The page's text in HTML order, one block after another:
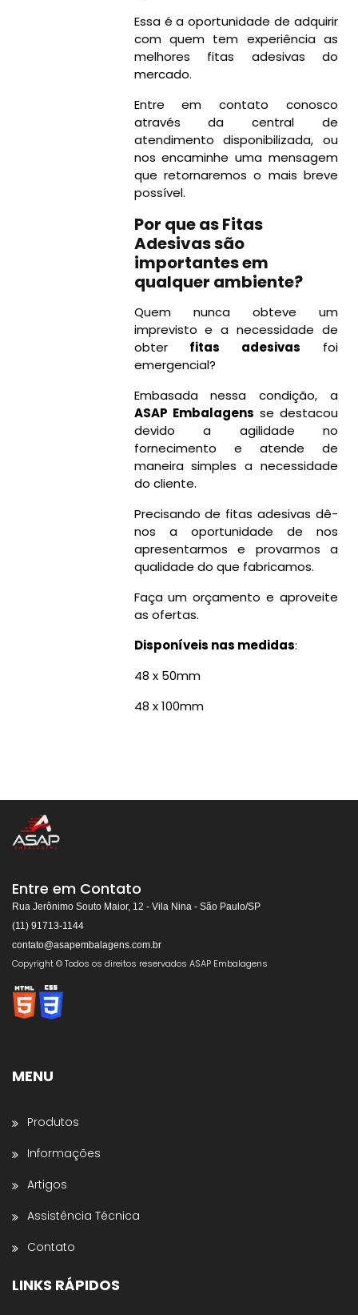
Essa é a oportunidade de adquirir
com quem tem experiência as
melhores fitas adesivas do
mercado.
Entre em contato conosco
através da central de
atendimento disponibilizada, ou
nos encaminhe uma mensagem
que retornaremos o mais breve
possível.
Por que as Fitas
Adesivas são
importantes em
qualquer ambiente?
Quem nunca obteve um
imprevisto e a necessidade de
obter fitas adesivas foi
emergencial?
Embasada nessa condição, a
ASAP Embalagens se destacou
devido a agilidade no
fornecimento e atende de
maneira simples a necessidade
do cliente.
Precisando de fitas adesivas dê-
nos a oportunidade de nos
apresentarmos e provarmos a
qualidade do que fabricamos.
Faça um orçamento e aproveite
as ofertas.
Disponíveis nas medidas:
48 x 50mm
48 x 100mm
Entre em Contato
Rua Jerônimo Souto Maior, 12 - Vila Nina - São Paulo/SP
(11) 91713-1144
contato@asapembalagens.com.br
Copyright © Todos os direitos reservados ASAP Embalagens
MENU
Produtos
Informações
Artigos
Assistência Técnica
Contato
LINKS RÁPIDOS